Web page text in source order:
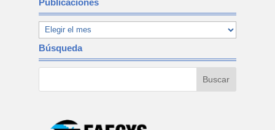
Búsqueda